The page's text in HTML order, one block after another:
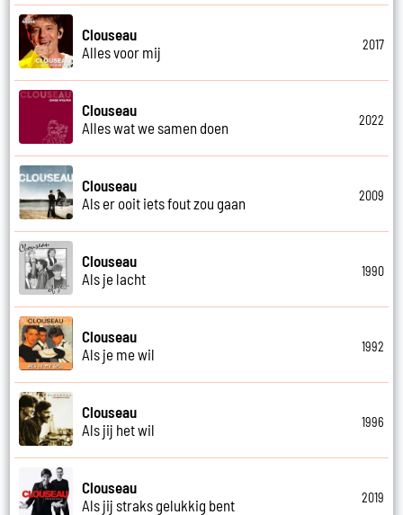
Clouseau
Alles voor mij
2017
Clouseau
Alles wat we samen doen
2022
Clouseau
Als er ooit iets fout zou gaan
2009
Clouseau
Als je lacht
1990
Clouseau
Als je me wil
1992
Clouseau
Als jij het wil
1996
Clouseau
Als jij straks gelukkig bent
2019